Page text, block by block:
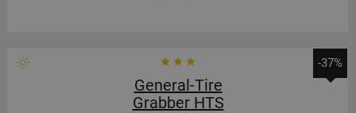
-37%
General-Tire
Grabber HTS